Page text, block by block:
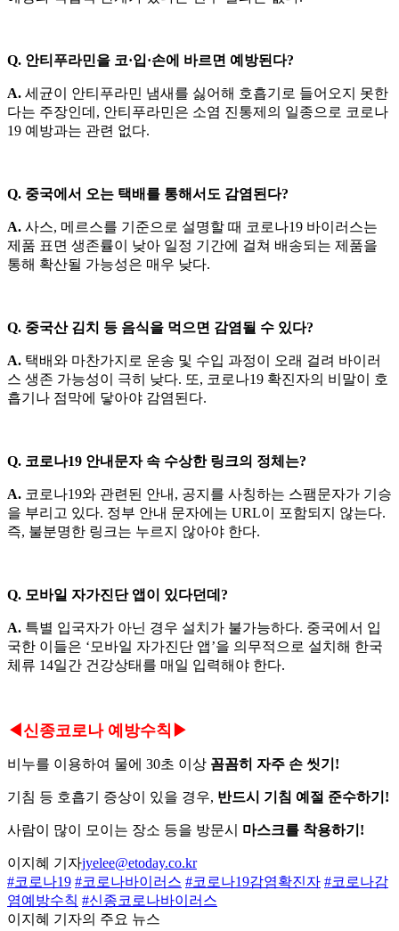
Q. 안티푸라민을 코·입·손에 바르면 예방된다?
A. 세균이 안티푸라민 냄새를 싫어해 호흡기로 들어오지 못한
다는 주장인데, 안티푸라민은 소염 진통제의 일종으로 코로나
19 예방과는 관련 없다.
Q. 중국에서 오는 택배를 통해서도 감염된다?
A. 사스, 메르스를 기준으로 설명할 때 코로나19 바이러스는
제품 표면 생존률이 낮아 일정 기간에 걸쳐 배송되는 제품을
통해 확산될 가능성은 매우 낮다.
Q. 중국산 김치 등 음식을 먹으면 감염될 수 있다?
A. 택배와 마찬가지로 운송 및 수입 과정이 오래 걸려 바이러
스 생존 가능성이 극히 낮다. 또, 코로나19 확진자의 비말이 호
흡기나 점막에 닿아야 감염된다.
Q. 코로나19 안내문자 속 수상한 링크의 정체는?
A. 코로나19와 관련된 안내, 공지를 사칭하는 스팸문자가 기승
을 부리고 있다. 정부 안내 문자에는 URL이 포함되지 않는다.
즉, 불분명한 링크는 누르지 않아야 한다.
Q. 모바일 자가진단 앱이 있다던데?
A. 특별 입국자가 아닌 경우 설치가 불가능하다. 중국에서 입
국한 이들은 ‘모바일 자가진단 앱’을 의무적으로 설치해 한국
체류 14일간 건강상태를 매일 입력해야 한다.
◀신종코로나 예방수칙▶
비누를 이용하여 물에 30초 이상 꼼꼼히 자주 손 씻기!
기침 등 호흡기 증상이 있을 경우, 반드시 기침 예절 준수하기!
사람이 많이 모이는 장소 등을 방문시 마스크를 착용하기!
이지혜 기자jyelee@etoday.co.kr
#코로나19 #코로나바이러스 #코로나19감염확진자 #코로나감
염예방수칙 #신종코로나바이러스
이지혜 기자의 주요 뉴스